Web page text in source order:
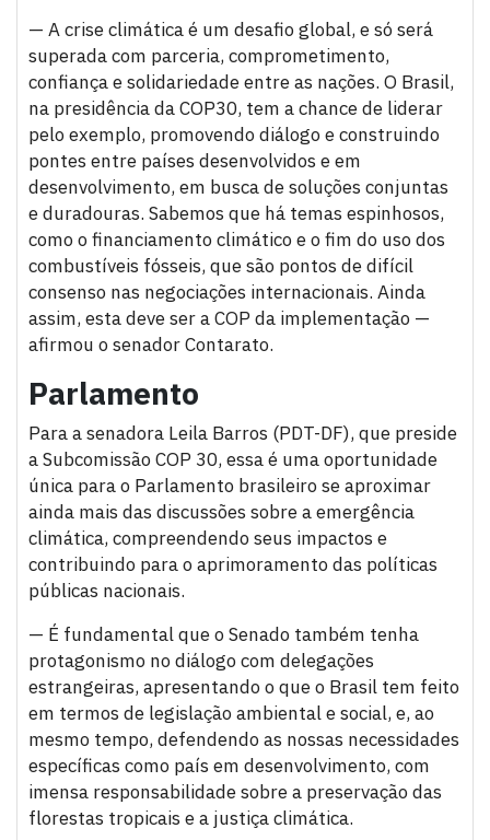
— A crise climática é um desafio global, e só será
superada com parceria, comprometimento,
confiança e solidariedade entre as nações. O Brasil,
na presidência da COP30, tem a chance de liderar
pelo exemplo, promovendo diálogo e construindo
pontes entre países desenvolvidos e em
desenvolvimento, em busca de soluções conjuntas
e duradouras. Sabemos que há temas espinhosos,
como o financiamento climático e o fim do uso dos
combustíveis fósseis, que são pontos de difícil
consenso nas negociações internacionais. Ainda
assim, esta deve ser a COP da implementação —
afirmou o senador Contarato.
Parlamento
Para a senadora Leila Barros (PDT-DF), que preside
a Subcomissão COP 30, essa é uma oportunidade
única para o Parlamento brasileiro se aproximar
ainda mais das discussões sobre a emergência
climática, compreendendo seus impactos e
contribuindo para o aprimoramento das políticas
públicas nacionais.
— É fundamental que o Senado também tenha
protagonismo no diálogo com delegações
estrangeiras, apresentando o que o Brasil tem feito
em termos de legislação ambiental e social, e, ao
mesmo tempo, defendendo as nossas necessidades
específicas como país em desenvolvimento, com
imensa responsabilidade sobre a preservação das
florestas tropicais e a justiça climática.